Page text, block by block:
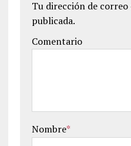
Tu dirección de
publicada.
Comentario
Nombre*